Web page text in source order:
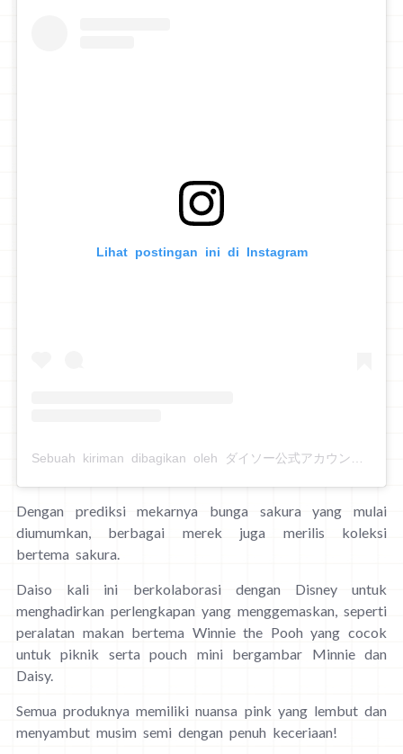
Lihat postingan ini di Instagram
Dengan prediksi mekarnya bunga sakura yang mulai
diumumkan, berbagai merek juga merilis koleksi
bertema sakura.
Daiso kali ini berkolaborasi dengan Disney untuk
menghadirkan perlengkapan yang menggemaskan, seperti
peralatan makan bertema Winnie the Pooh yang cocok
untuk piknik serta pouch mini bergambar Minnie dan
Daisy.
Semua produknya memiliki nuansa pink yang lembut dan
menyambut musim semi dengan penuh keceriaan!